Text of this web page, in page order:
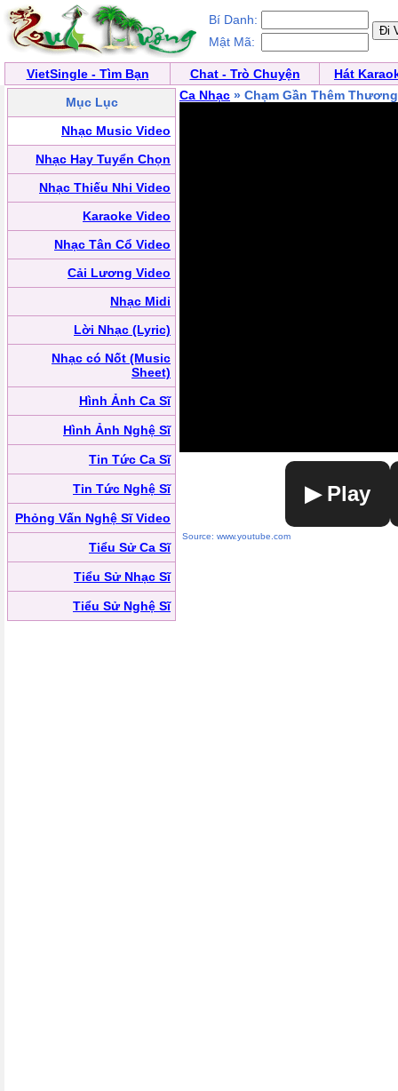
Bí Danh:
Mật Mã:
VietSingle - Tìm Bạn Chat - Trò Chuyện
Hát
Mục Lục
Nhạc Music Video
Nhạc Hay Tuyển Chọn
Nhạc Thiếu Nhi Video
Karaoke Video
Nhạc Tân Cổ Video
Cải Lương Video
Nhạc Midi
Lời Nhạc (Lyric)
Nhạc có Nốt (Music
Sheet)
Hình Ảnh Ca Sĩ
Hình Ảnh Nghệ Sĩ
Tin Tức Ca Sĩ
Tin Tức Nghệ Sĩ
Phỏng Vấn Nghệ Sĩ Video
Tiểu Sử Ca Sĩ
Tiểu Sử Nhạc Sĩ
Tiểu Sử Nghệ Sĩ
Ca Nhạc » Chạm Gần Thêm Thương
▶ Play
Source: www.youtube.com